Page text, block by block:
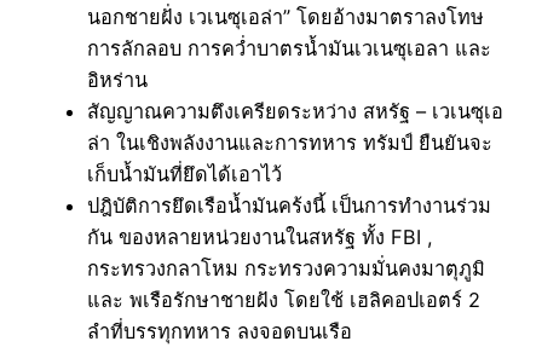
นอกชายฝั่ง เวเนซุเอล่า” โดยอ้างมาตราลงโทษ
การลักลอบ การคว่ำบาตรน้ำมันเวเนซุเอลา และ
อิหร่าน
สัญญาณความตึงเครียดระหว่าง สหรัฐ – เวเนซุเอ
ล่า ในเชิงพลังงานและการทหาร ทรัมป์ ยืนยันจะ
เก็บน้ำมันที่ยึดได้เอาไว้
ปฎิบัติการยึดเรือน้ำมันคร้งนี้ เป็นการทำงานร่วม
กัน ของหลายหน่วยงานในสหรัฐ ทั้ง FBI ,
กระทรวงกลาโหม กระทรวงความมั่นคงมาตุภูมิ
และ พเรือรักษาชายฝัง โดยใช้ เฮลิคอปเอตร์ 2
ลำที่บรรทุกทหาร ลงจอดบนเรือ